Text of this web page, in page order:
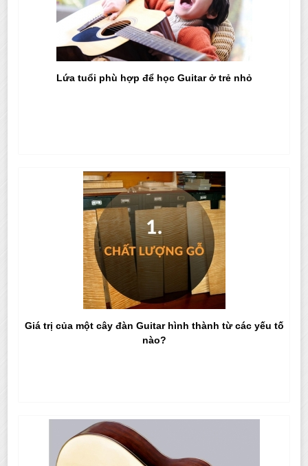
Lứa tuổi phù hợp để học Guitar ở trẻ nhỏ
Giá trị của một cây đàn Guitar hình thành từ các yếu tố
nào?